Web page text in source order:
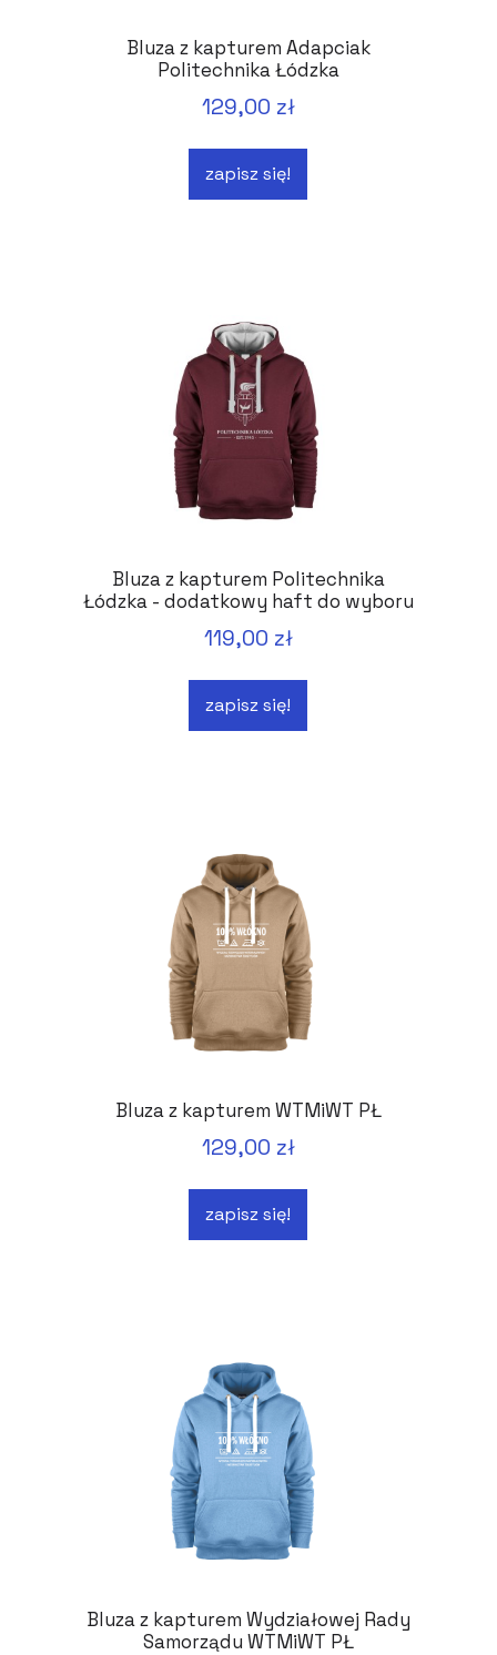
Bluza z kapturem Adapciak
Politechnika Łódzka
129,00 zł
zapisz się!
Bluza z kapturem Politechnika
Łódzka - dodatkowy haft do wyboru
119,00 zł
zapisz się!
Bluza z kapturem WTMiWT PŁ
129,00 zł
zapisz się!
Bluza z kapturem Wydziałowej Rady
Samorządu WTMiWT PŁ